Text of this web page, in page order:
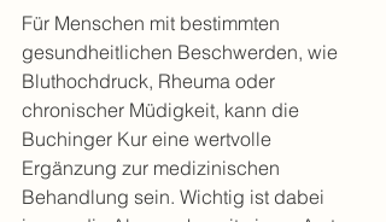
Für Menschen mit bestimmten
gesundheitlichen Beschwerden, wie
Bluthochdruck, Rheuma oder
chronischer Müdigkeit, kann die
Buchinger Kur eine wertvolle
Ergänzung zur medizinischen
Behandlung sein. Wichtig ist dabei